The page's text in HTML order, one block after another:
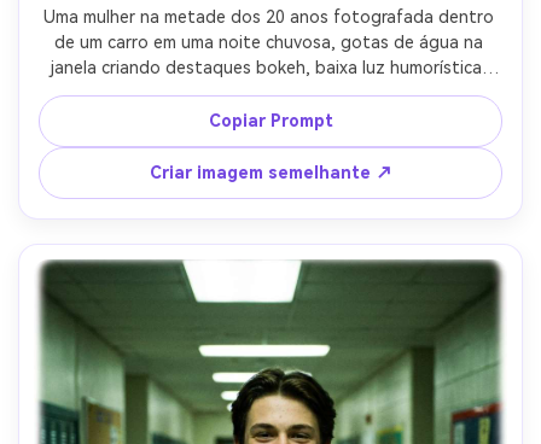
Uma mulher na metade dos 20 anos fotografada dentro
de um carro em uma noite chuvosa, gotas de água na
janela criando destaques bokeh, baixa luz humorística,
cor fresca com brilho quente no painel, grão de filme
visível de 35 mm, ligeira subexposição, foco suave,
fotografado em Olympus OM-1, 50mm f/1.8,
enquadramento de close-up, clima cinematográfico
melancólico-AR 4:5
Copiar Prompt
Criar imagem semelhante ↗